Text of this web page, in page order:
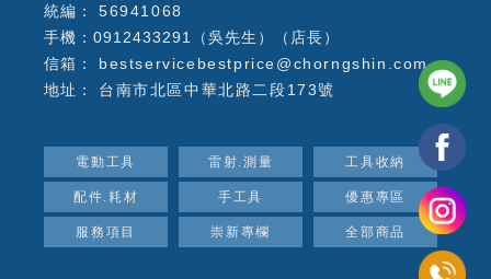
56941068
手機：0912433291（吳先生）（店長）
bestservicebestprice@chorngshin.com
台南市北區中華北路二段173號
電動工具 雷射.測量 工具收納
配件.耗材 手工具 優惠專區
服務項目 崇新專欄 全部商品